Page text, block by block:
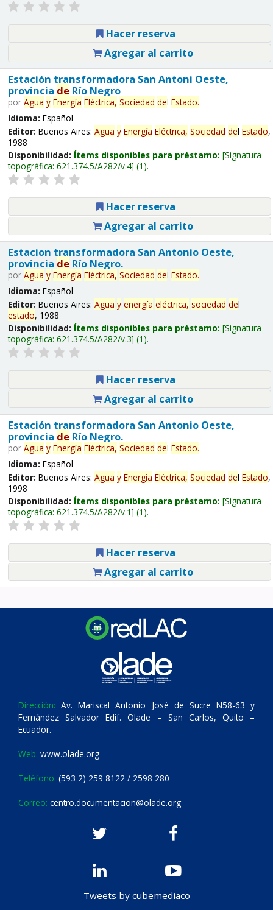
Hacer reserva
Agregar al carrito
Estación transformadora San Antoni Oeste,
provincia deRío Negro
por Agua y Energía Eléctrica, Sociedad del Estado.
Idioma: Español
Editor: Buenos Aires: Agua y Energía Eléctrica, Sociedad del Estado,
1988
Disponibilidad: Ítems disponibles para préstamo: Signatura
topográfica: 621.374.5/A282/v.4 (1).
Hacer reserva
Agregar al carrito
Estacion transformadora San Antonio Oeste,
provincia deRío Negro.
por Agua y Energía Eléctrica, Sociedad del Estado.
Idioma: Español
Editor: Buenos Aires: Agua y energía eléctrica, sociedad del
estado, 1988
Disponibilidad: Ítems disponibles para préstamo: Signatura
topográfica: 621.374.5/A282/v.3 (1).
Hacer reserva
Agregar al carrito
Estación transformadora San Antonio Oeste,
provincia deRío Negro.
por Agua y Energía Eléctrica, Sociedad del Estado.
Idioma: Español
Editor: Buenos Aires: Agua y Energía Eléctrica, Sociedad del Estado,
1998
Disponibilidad: Ítems disponibles para préstamo: Signatura
topográfica: 621.374.5/A282/v.1 (1).
Hacer reserva
Agregar al carrito
Dirección: Av. Mariscal Antonio José de Sucre N58-63 y
Fernández Salvador Edif. Olade – San Carlos, Quito –
Ecuador.
Web: www.olade.org
Teléfono: (593 2) 259 8122 / 2598 280
Correo: centro.documentacion@olade.org
Tweets by cubemediaco